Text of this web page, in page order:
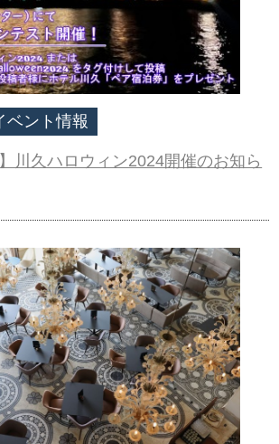
ベント情報
川久ハロウィン2024開催のお知ら